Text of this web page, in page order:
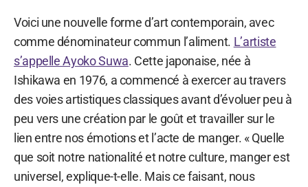
Voici une nouvelle forme d’art contemporain, avec
comme dénominateur commun l’aliment. L’artiste
s’appelle Ayoko Suwa. Cette japonaise, née à
Ishikawa en 1976, a commencé à exercer au travers
des voies artistiques classiques avant d’évoluer peu à
peu vers une création par le goût et travailler sur le
lien entre nos émotions et l’acte de manger. « Quelle
que soit notre nationalité et notre culture, manger est
universel, explique-t-elle. Mais ce faisant, nous